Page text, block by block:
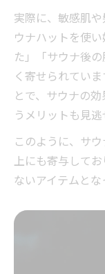
実際に、敏感肌
ウナハットを使
た」「サウナ後
く寄せられてい
とで、サウナの
うメリットも見逃
このように、サ
上にも寄与して
ないアイテムとな